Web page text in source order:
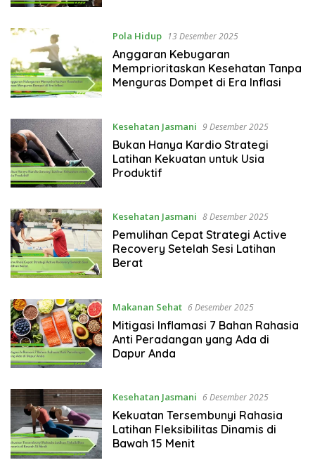
Pola Hidup 13 Desember 2025
Anggaran Kebugaran
Memprioritaskan Kesehatan Tanpa
Menguras Dompet di Era Inflasi
Kesehatan Jasmani 9 Desember 2025
Bukan Hanya Kardio Strategi
Latihan Kekuatan untuk Usia
Produktif
Kesehatan Jasmani 8 Desember 2025
Pemulihan Cepat Strategi Active
Recovery Setelah Sesi Latihan
Berat
Makanan Sehat 6 Desember 2025
Mitigasi Inflamasi 7 Bahan Rahasia
Anti Peradangan yang Ada di
Dapur Anda
Kesehatan Jasmani 6 Desember 2025
Kekuatan Tersembunyi Rahasia
Latihan Fleksibilitas Dinamis di
Bawah 15 Menit